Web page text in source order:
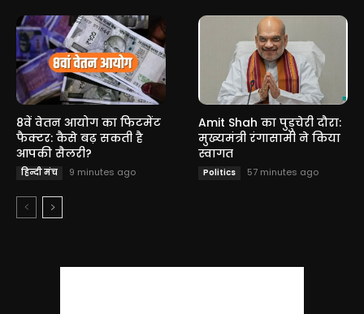
8वें वेतन आयोग का फिटमेंट
फैक्टर: कैसे बढ़ सकती है
आपकी सैलरी?
हिन्दी मंच 9 minutes ago
Amit Shah का पुडुचेरी दौरा:
मुख्यमंत्री रंगासामी ने किया
स्वागत
Politics 57 minutes ago